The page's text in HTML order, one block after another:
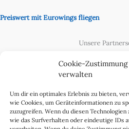
Cookie-Zustimmung
verwalten
Um dir ein optimales Erlebnis zu bieten,
wie Cookies, um Geräteinformationen zu
zuzugreifen. Wenn du diesen
wie das Surfverhalten oder eindeutige IDs
Preiswert mit Eurowings fliegen
Unsere